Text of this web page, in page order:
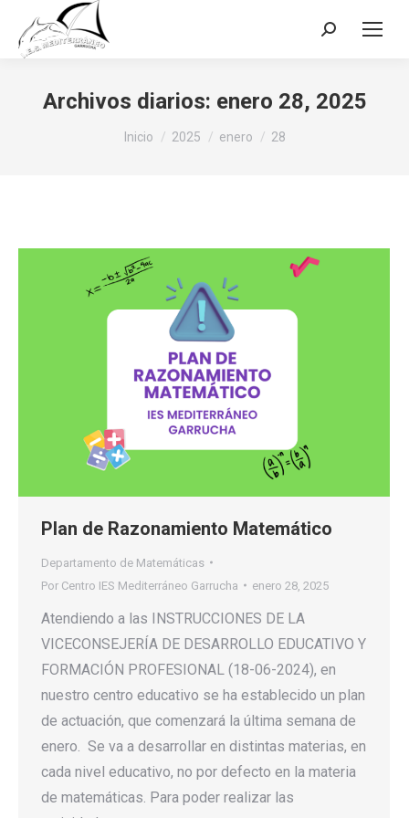
Buscar:
Archivos diarios: enero 28, 2025
Estás aquí:
Inicio 2025 enero 28
Plan de Razonamiento Matemático
Departamento de Matemáticas
Por Centro IES Mediterráneo Garrucha enero 28, 2025
Atendiendo a las INSTRUCCIONES DE LA
VICECONSEJERÍA DE DESARROLLO EDUCATIVO Y
FORMACIÓN PROFESIONAL (18-06-2024), en
nuestro centro educativo se ha establecido un plan
de actuación, que comenzará la última semana de
enero. Se va a desarrollar en distintas materias, en
cada nivel educativo, no por defecto en la materia
de matemáticas. Para poder realizar las